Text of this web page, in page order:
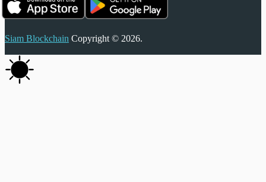
Siam Blockchain Copyright © 2026.